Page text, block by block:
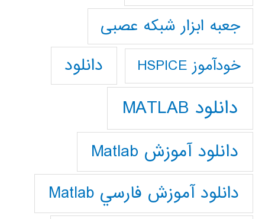
جعبه ابزار شبکه عصبی
خودآموز HSPICE دانلود
دانلود MATLAB
دانلود آموزش Matlab
دانلود آموزش فارسي Matlab